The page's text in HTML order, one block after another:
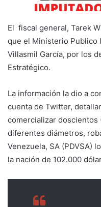
El fiscal general, Tarek
que el Ministerio Publico
Villasmil García, por los
Estratégico.
La información la dio a
cuenta de Twitter,
comercializar
diferentes diámetros,
Venezuela, SA (PDVSA)
la nación de 102.000